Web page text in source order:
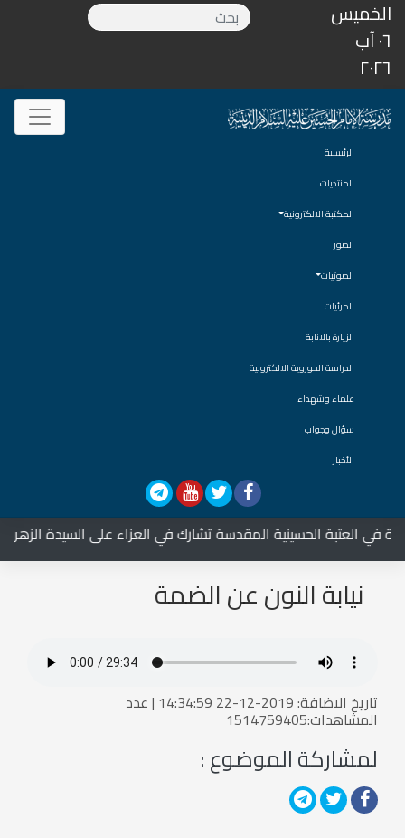
الخميس
٠٦ آب
٢٠٢٦
الرئيسية
المنتديات
المكتبة الالكترونية
الصور
الصوتيات
المرئيات
الزيارة بالانابة
الدراسة الحوزوية الالكترونية
علماء وشهداء
سؤال وجواب
الأخبار
في العتبة الحسينية المقدسة تشارك في العزاء على السيدة الزهراء
نيابة النون عن الضمة
تاريخ الاضافة: 2019-12-22 14:34:59 | عدد
المشاهدات:1514759405
لمشاركة الموضوع :